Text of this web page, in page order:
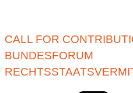
CALL FOR
BUNDESFORUM